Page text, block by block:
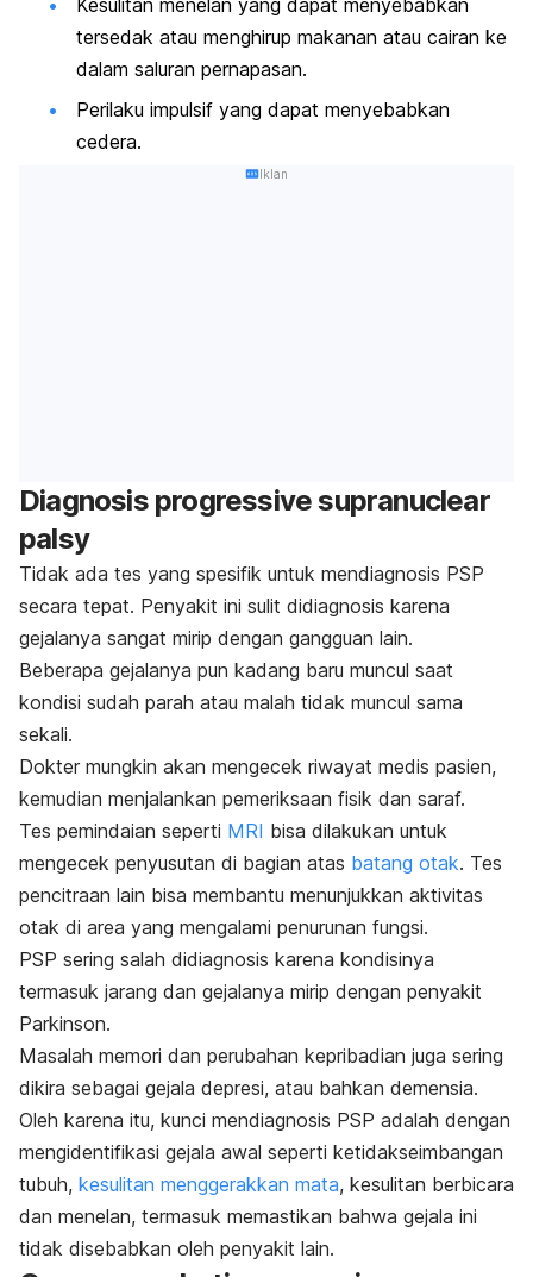
Kesulitan menelan yang dapat menyebabkan
tersedak atau menghirup makanan atau cairan ke
dalam saluran pernapasan.
Perilaku impulsif yang dapat menyebabkan
cedera.
Iklan
Diagnosis progressive supranuclear
palsy
Tidak ada tes yang spesifik untuk mendiagnosis PSP
secara tepat. Penyakit ini sulit didiagnosis karena
gejalanya sangat mirip dengan gangguan lain.
Beberapa gejalanya pun kadang baru muncul saat
kondisi sudah parah atau malah tidak muncul sama
sekali.
Dokter mungkin akan mengecek riwayat medis pasien,
kemudian menjalankan pemeriksaan fisik dan saraf.
Tes pemindaian seperti MRI bisa dilakukan untuk
mengecek penyusutan di bagian atas batang otak. Tes
pencitraan lain bisa membantu menunjukkan aktivitas
otak di area yang mengalami penurunan fungsi.
PSP sering salah didiagnosis karena kondisinya
termasuk jarang dan gejalanya mirip dengan penyakit
Parkinson.
Masalah memori dan perubahan kepribadian juga sering
dikira sebagai gejala depresi, atau bahkan demensia.
Oleh karena itu, kunci mendiagnosis PSP adalah dengan
mengidentifikasi gejala awal seperti ketidakseimbangan
tubuh, kesulitan menggerakkan mata, kesulitan berbicara
dan menelan, termasuk memastikan bahwa gejala ini
tidak disebabkan oleh penyakit lain.